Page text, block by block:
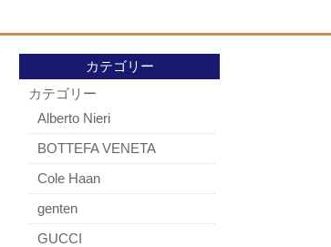
カテゴリー
カテゴリー
Alberto Nieri
BOTTEFA VENETA
Cole Haan
genten
GUCCI